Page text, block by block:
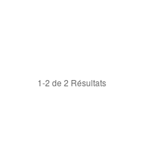
1-2 de 2 Résultats